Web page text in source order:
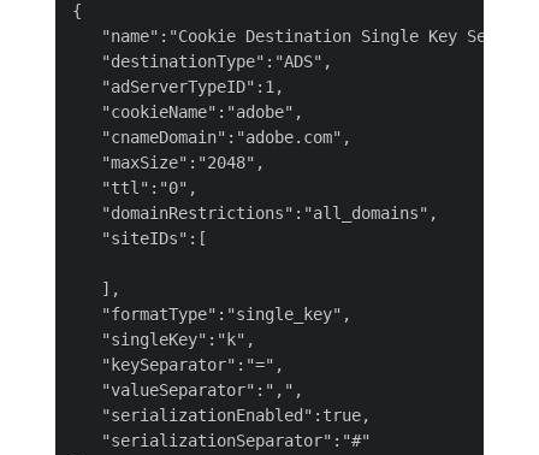
{
"name":"Cookie Destination Single Key
   "destinationType":"ADS",
   "adServerTypeID":1,
   "cookieName":"adobe",
   "cnameDomain":"adobe.com",
   "maxSize":"2048",
   "ttl":"0",
   "domainRestrictions":"all_domains",
   "siteIDs":[
   ],
   "formatType":"single_key",
   "singleKey":"k",
   "keySeparator":"=",
   "valueSeparator":",",
   "serializationEnabled":true,
   "serializationSeparator":"#"